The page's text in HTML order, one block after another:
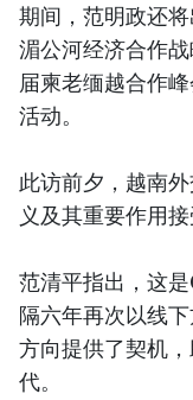
期间，范明政还
湄公河经济合作
届柬老缅越合作
活动。
此访前夕，越南
义及其重要作用接
范清平指出，这
隔六年再次以线
方向提供了契机
代。